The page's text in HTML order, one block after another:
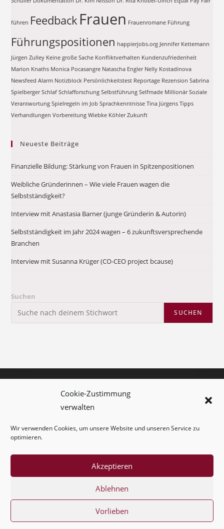
Cookie-Zustimmung
verwalten
Wir verwenden Cookies, um unsere Website und unseren Service zu
optimieren.
Akzeptieren
Ablehnen
Vorlieben
führen Feedback Frauen Frauenromane Führung
Führungspositionen happierjobs.org Jennifer Kettemann
Jürgen Zulley Keine große Sache Konfliktverhalten Kundenzufriedenheit
Marion Knaths Monica Pocasangre Natascha Engler Nelly Kostadinova
Newsfeed Alarm Notizblock Persönlichkeitstest Reportage Rezension Sabrina
Spielberger Schlaf Schlafforschung Selbstführung Selfmade Millionär Soziale
Verantwortung Spielregeln im Job Sprachkenntnisse Tina Jürgens Tipps
Verhandlungen Vorbereitung Wiebke Köhler Zukunft
Neueste Beiträge
Finanzielle Bildung: Stärkung von Frauen in Spitzenpositionen
Weibliche Gründerinnen – Wie viele Frauen wagen die
Selbstständigkeit?
Interview mit Anastasia Barner (junge Gründerin & Autorin)
Selbstständigkeit im Jahr 2024 wagen – 6 zukunftsversprechende
Branchen
Interview mit Susanna Krüger (CO-CEO project bcause)
Suchen
SUCHEN
Impressum